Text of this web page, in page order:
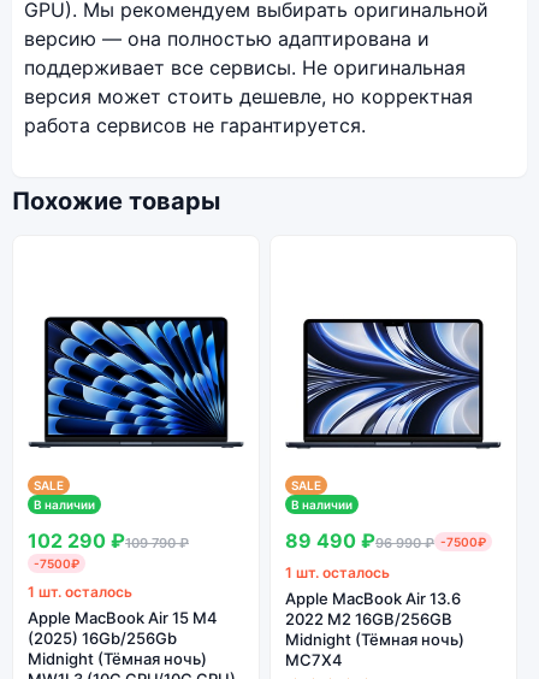
GPU). Мы рекомендуем выбирать оригинальной
версию — она полностью адаптирована и
поддерживает все сервисы. Не оригинальная
версия может стоить дешевле, но корректная
работа сервисов не гарантируется.
Похожие товары
SALE
В наличии
102 290 ₽109 790 ₽
-7500₽
1 шт. осталось
Apple MacBook Air 15 M4
(2025) 16Gb/256Gb
Midnight (Тёмная ночь)
SALE
В наличии
89 490 ₽96 990 ₽ -7500₽
1 шт. осталось
Apple MacBook Air 13.6
2022 M2 16GB/256GB
Midnight (Тёмная ночь)
MC7X4